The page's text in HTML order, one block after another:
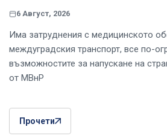
6 Август, 2026
Има затруднения с медицинското
междуградския транспорт, все по-
възможностите за напускане на
от МВнР
Прочети